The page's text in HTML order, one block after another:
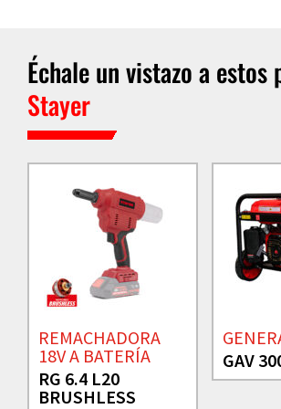
Échale un vistazo a estos
Stayer
REMACHADORA
18V A BATERÍA
RG 6.4 L20
BRUSHLESS
GAV